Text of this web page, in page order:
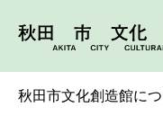
秋田市文化創造館に